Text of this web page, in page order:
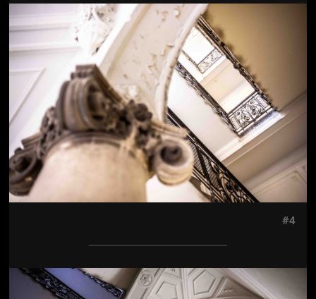
Jön még kép!
#4
Jön még kép!